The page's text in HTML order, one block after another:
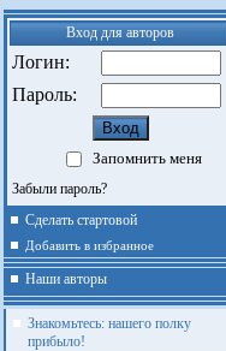
Вход для авторов
Логин:
Пароль:
Запомнить меня
Забыли пароль?
Сделать стартовой
Добавить в избранное
Наши авторы
Знакомьтесь: нашего полку
прибыло!